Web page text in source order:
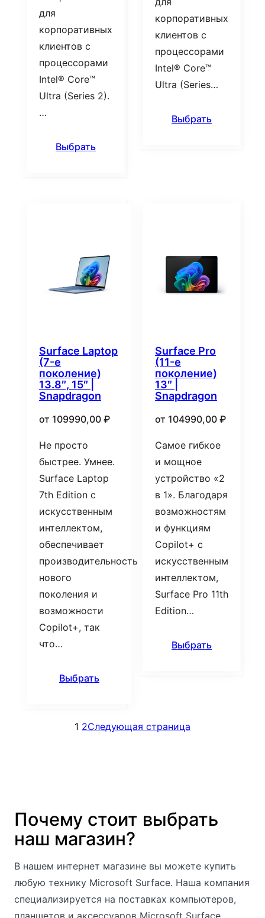
для
корпоративных
клиентов с
процессорами
Intel® Core™
Ultra (Series 2).
…
Выбрать
корпоративных
клиентов с
процессорами
Intel® Core™
Ultra (Series…
Выбрать
Surface Laptop
(7-е
поколение)
13.8″, 15″ |
Snapdragon
от 109990,00 ₽
Не просто
быстрее. Умнее.
Surface Laptop
7th Edition с
искусственным
интеллектом,
обеспечивает
производительность
нового
поколения и
возможности
Copilot+, так
что…
Выбрать
Surface Pro
(11-е
поколение)
13″ |
Snapdragon
от 104990,00 ₽
Самое гибкое
и мощное
устройство «2
в 1». Благодаря
возможностям
и функциям
Copilot+ с
искусственным
интеллектом,
Surface Pro 11th
Edition…
Выбрать
1 2Следующая страница
Почему стоит выбрать
наш магазин?
В нашем интернет магазине вы можете купить
любую технику Microsoft Surface. Наша компания
специализируется на поставках компьютеров,
планшетов и аксессуаров Microsoft Surface.